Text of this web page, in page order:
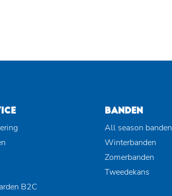
B2C
BANDEN
All season banden
Winterbanden
Zomerbanden
Tweedekans